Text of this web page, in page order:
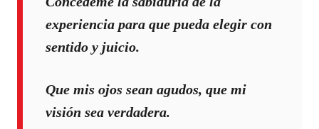
experiencia para que pueda elegir con
sentido y juicio.
Que mis ojos sean agudos, que mi
visión sea verdadera.